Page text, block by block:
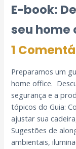
E-book:
seu home
1
Preparamos um
home office.
segurança e a
tópicos do Guia:
ajustar sua
Sugestões de
ambientais,